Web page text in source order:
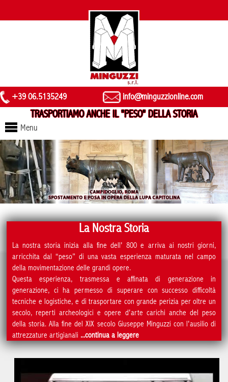
+39 06.5135249 info@minguzzionline.com
TRASPORTIAMO ANCHE IL "PESO" DELLA STORIA
Menu
La Nostra Storia
La nostra storia inizia alla fine dell' 800 e arriva ai nostri giorni,
arricchita dal “peso” di una vasta esperienza maturata nel campo
della movimentazione delle grandi opere.
Questa esperienza, trasmessa e affinata di generazione in
generazione, ci ha permesso di superare con successo difficoltà
tecniche e logistiche, e di trasportare con grande perizia per oltre un
secolo, reperti archeologici e opere d'arte carichi anche del peso
della storia. Alla fine del XIX secolo Giuseppe Minguzzi con l'ausilio di
attrezzature artigianali ...continua a leggere